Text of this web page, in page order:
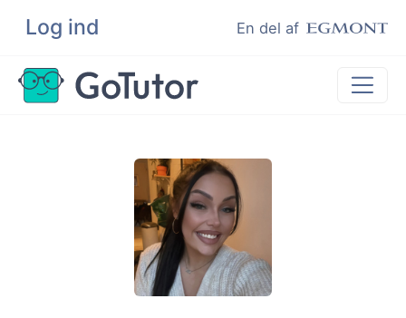
Log ind En del af
Søg
Lektiehjælp
Eksamenshjælp
Hjælp til ordblinde
Kundeudtalelser
Undervisere